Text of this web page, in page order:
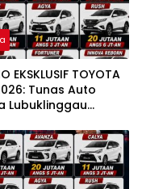
EKSKLUSIF TOYOTA
Tunas Auto
Lubuklinggau
dan Beragam
Menarik